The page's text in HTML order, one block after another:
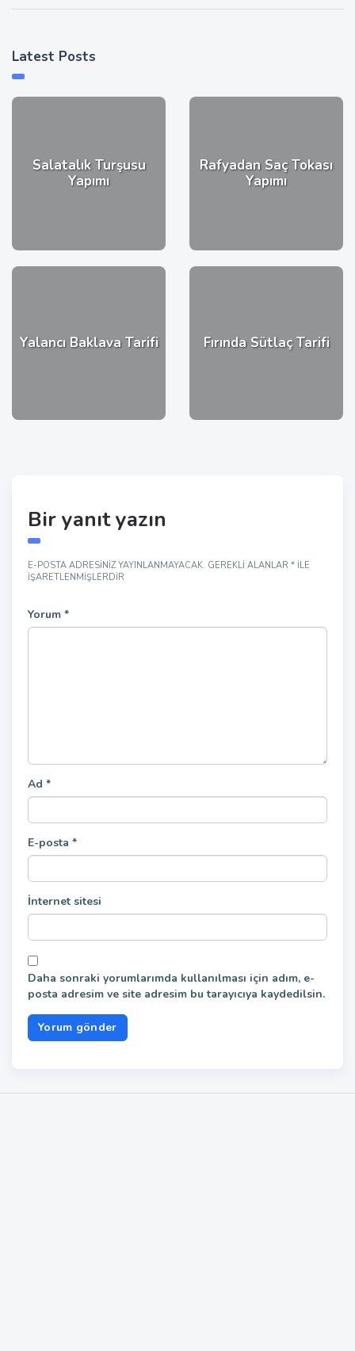
Latest Posts
Salatalık Turşusu
Yapımı
Rafyadan Saç Tokası
Yapımı
Yalancı Baklava Tarifi Fırında Sütlaç Tarifi
Bir yanıt yazın
E-POSTA ADRESINIZ YAYINLANMAYACAK. GEREKLI ALANLAR * ILE
IŞARETLENMIŞLERDIR
Yorum *
Ad *
E-posta *
İnternet sitesi
Daha sonraki yorumlarımda kullanılması için adım, e-
posta adresim ve site adresim bu tarayıcıya kaydedilsin.